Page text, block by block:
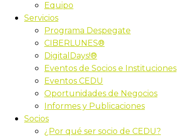
Equipo
Servicios
Programa Despegate
CIBERLUNES®
DigitalDays!®
Eventos de Socios e Instituciones
Eventos CEDU
Oportunidades de Negocios
Informes y Publicaciones
Socios
¿Por qué ser socio de CEDU?